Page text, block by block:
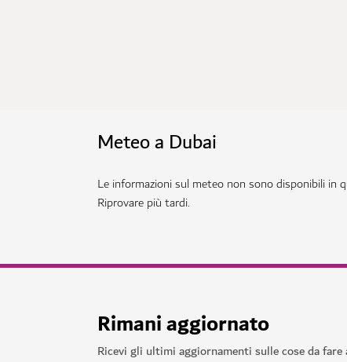
Meteo a Dubai
Le informazioni sul meteo non sono disponibili in
Riprovare più tardi.
Rimani aggiornato
Ricevi gli ultimi aggiornamenti sulle cose da fare